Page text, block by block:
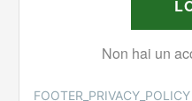
FOOTER_PRIVACY_POLICY